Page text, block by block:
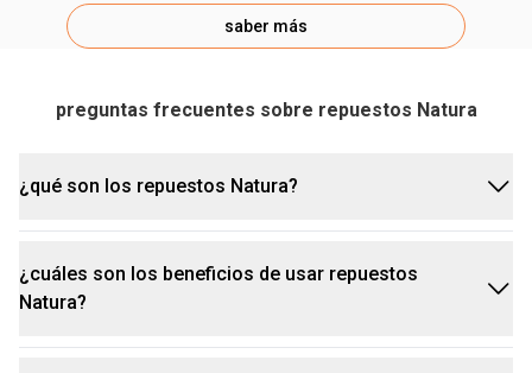
saber más
preguntas frecuentes sobre repuestos Natura
¿qué son los repuestos Natura?
los repuestos Natura son una opción sustentable
y práctica para que puedas seguir disfrutando de tus
productos favoritos por más tiempo. son envases
¿cuáles son los beneficios de usar repuestos
Natura?